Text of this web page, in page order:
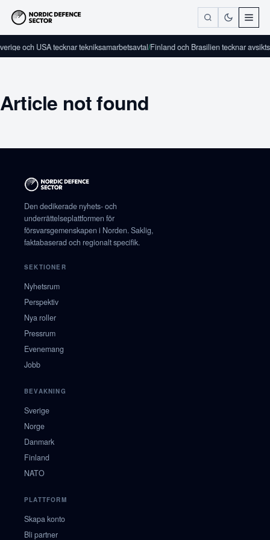
och USA tecknar tekniksamarbetsavtal/Finland och Brasilien tecknar
Article not found
Den dedikerade nyhets- och
underrättelseplattformen för
försvarsgemenskapen i Norden. Saklig,
faktabaserad och regionalt specifik.
SEKTIONER
Nyhetsrum
Perspektiv
Nya roller
Pressrum
Evenemang
Jobb
BEVAKNING
Sverige
Norge
Danmark
Finland
NATO
PLATTFORM
Skapa konto
Bli partner